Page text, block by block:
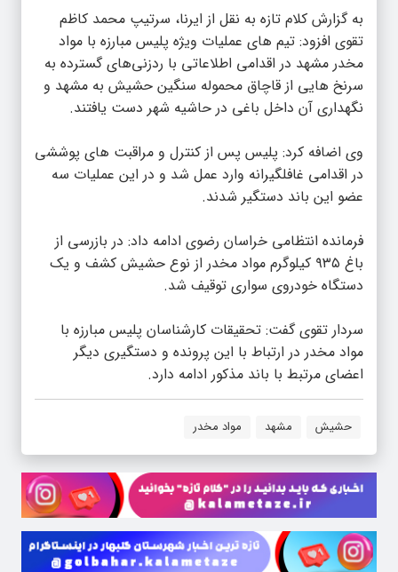
به گزارش کلام تازه به نقل از ایرنا، سرتیپ محمد کاظم
تقوی افزود: تیم های عملیات ویژه پلیس مبارزه با مواد
مخدر مشهد در اقدامی اطلاعاتی با ردزنی‌های گسترده به
سرنخ هایی از قاچاق محموله سنگین حشیش به مشهد و
نگهداری آن داخل باغی در حاشیه شهر دست یافتند.
وی اضافه کرد: پلیس پس از کنترل و مراقبت های پوششی
در اقدامی غافلگیرانه وارد عمل شد و در این عملیات سه
عضو این باند دستگیر شدند.
فرمانده انتظامی خراسان رضوی ادامه داد: در بازرسی از
باغ ۹۳۵ کیلوگرم مواد مخدر از نوع حشیش کشف و یک
دستگاه خودروی سواری توقیف شد.
سردار تقوی گفت: تحقیقات کارشناسان پلیس مبارزه با
مواد مخدر در ارتباط با این پرونده و دستگیری دیگر
اعضای مرتبط با باند مذکور ادامه دارد.
حشیش مشهد مواد مخدر